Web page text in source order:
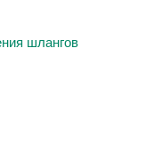
шлангов